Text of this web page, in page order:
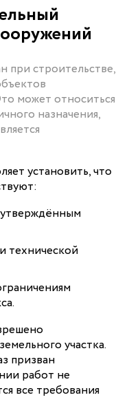
при строительстве,
может относиться
назначения,
установить, что
технической
участка.
призван
работ не
все требования